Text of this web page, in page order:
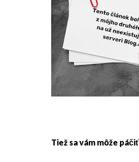
Tiež sa vám môže páčiť